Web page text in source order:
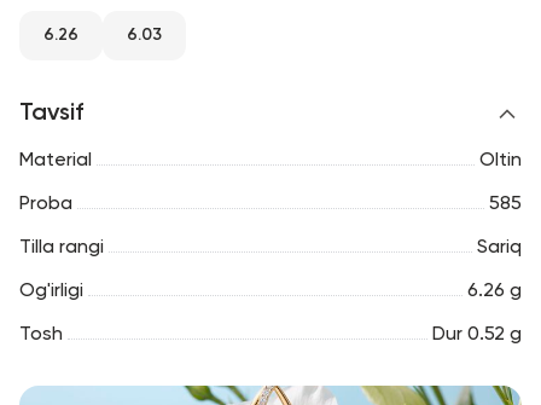
6.26 6.03
Tavsif
Material Oltin
Proba 585
Tilla rangi Sariq
Og'irligi 6.26 g
Tosh Dur 0.52 g